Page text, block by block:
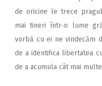
de oricine le trece pragul
mai tineri într‑o lume
vorbă cu ei ne vindecăm
de a identifica libertatea
de a acumula cât mai